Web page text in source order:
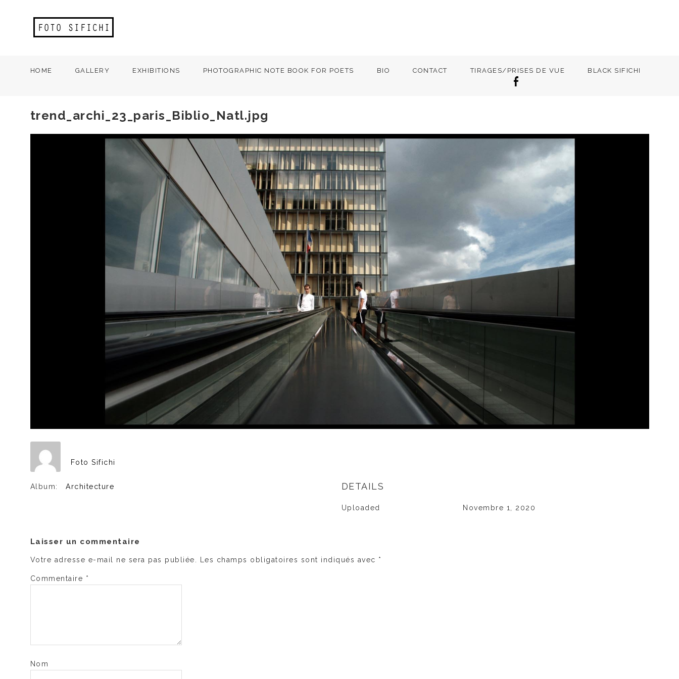
HOME GALLERY EXHIBITIONS PHOTOGRAPHIC NOTE BOOK FOR POETS BIO CONTACT TIRAGES/PRISES DE VUE BLACK SIFICHI
trend_archi_23_paris_Biblio_Natl.jpg
Foto Sifichi
Album: Architecture DETAILS
Uploaded Novembre 1, 2020
Laisser un commentaire
Votre adresse e-mail ne sera pas publiée. Les champs obligatoires sont indiqués avec *
Commentaire *
Nom